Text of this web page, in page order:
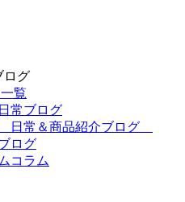
ログ
覧
常ブログ
常＆商品紹介ブログ
ログ
コラム